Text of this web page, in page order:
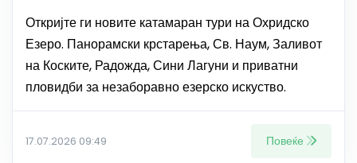
Откријте ги новите катамаран тури на Охридско
Езеро. Панорамски крстарења, Св. Наум, Заливот
на Коските, Радожда, Сини Лагуни и приватни
пловидби за незаборавно езерско искуство.
17.07.2026 09:49 Повеќе